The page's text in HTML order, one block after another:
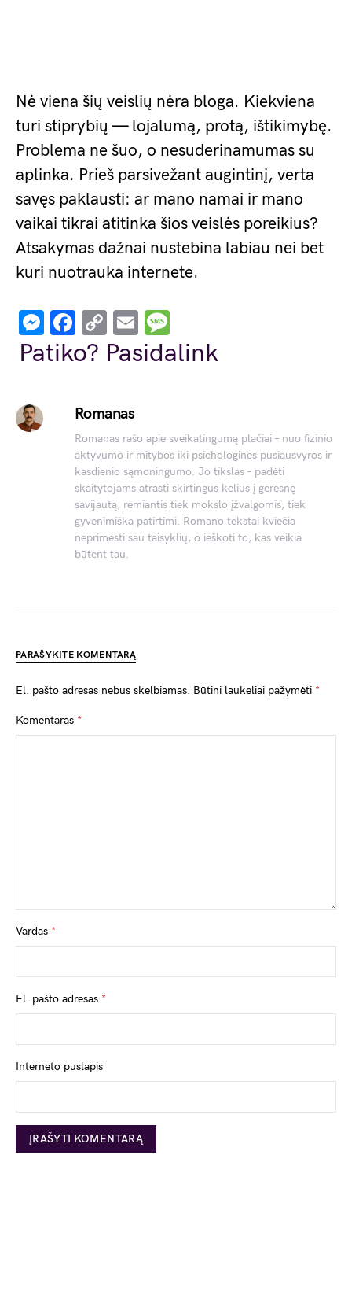
Nė viena šių veislių nėra bloga. Kiekviena
turi stiprybių — lojalumą, protą, ištikimybę.
Problema ne šuo, o nesuderinamumas su
aplinka. Prieš parsivežant augintinį, verta
savęs paklausti: ar mano namai ir mano
vaikai tikrai atitinka šios veislės poreikius?
Atsakymas dažnai nustebina labiau nei bet
kuri nuotrauka internete.
Messenger
Facebook
Copy
Link
Email
Patiko? Pasidalink
Romanas
Romanas rašo apie sveikatingumą plačiai – nuo fizinio
aktyvumo ir mitybos iki psichologinės pusiausvyros ir
kasdienio sąmoningumo. Jo tikslas – padėti
skaitytojams atrasti skirtingus kelius į geresnę
savijautą, remiantis tiek mokslo įžvalgomis, tiek
gyvenimiška patirtimi. Romano tekstai kviečia
neprimesti sau taisyklių, o ieškoti to, kas veikia
būtent tau.
PARAŠYKITE KOMENTARĄ
El. pašto adresas nebus skelbiamas. Būtini laukeliai pažymėti *
Komentaras *
Vardas *
El. pašto adresas *
Interneto puslapis